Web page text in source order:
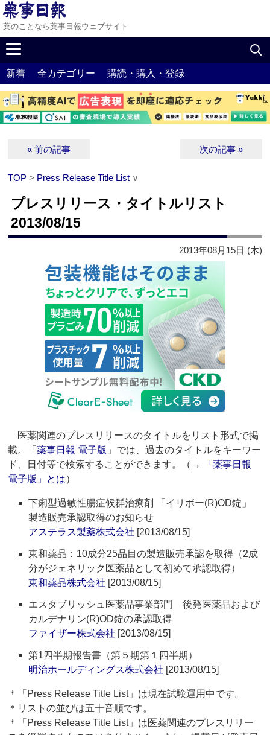
薬のことなら薬事日報ウェブサイト
新着 全カテゴリー 購読・購入・登録
« 前の記事 次の記事 »
TOP > Press Release Title List ∨
プレスリリース・タイトルリスト
2013/08/15
2013年08月15日 (木)
医薬関連のプレスリリースのタイトルをリスト形式で掲
載。「薬事日報 電子版 」では、過去のタイトルをキーワー
ド、日付等で検索することができます。（→
「薬事日報
電子版」とは）
下痢型過敏性腸症候群治療剤 「イリボー(R)OD錠」
製造販売承認取得のお知らせ
アステラス製薬株式会社 [2013/08/15]
東和薬品：10成分25品目の製造販売承認を取得（2成
分がジェネリック医薬品として初めて承認取得）
東和薬品株式会社 [2013/08/15]
エスタブリッシュ医薬品事業部門 後発医薬品および
カルデナリン(R)OD錠の承認取得
ファイザー株式会社 [2013/08/15]
第1四半期報告書（第５期第１四半期）
明治ホールディングス株式会社 [2013/08/15]
＊「Press Release Title List」は現在試験運用中です。
＊リストの並びは五十音順です。
＊「Press Release Title List」は医薬関連のプレスリリー